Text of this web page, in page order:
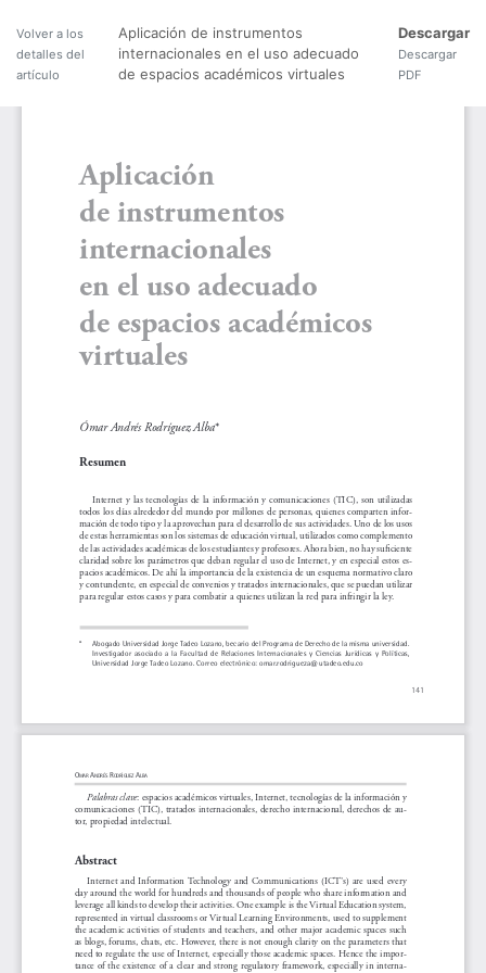
Volver a los
detalles del
artículo
Aplicación de instrumentos
internacionales en el uso adecuado
de espacios académicos virtuales
Descargar
Descargar
PDF